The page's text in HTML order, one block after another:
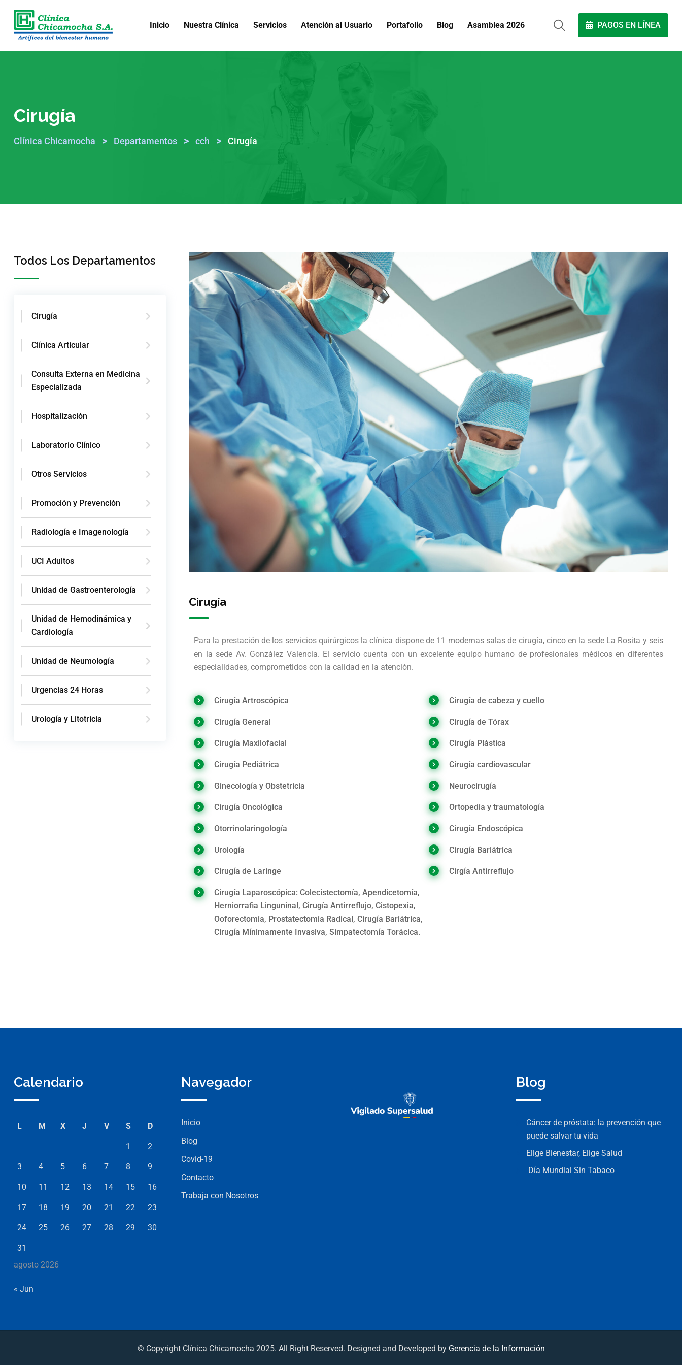
Inicio Nuestra Clínica Servicios Atención al Usuario Portafolio Blog Asamblea 2026 PAGOS EN LÍNEA
Cirugía
Clínica Chicamocha > Departamentos > cch > Cirugía
Todos Los Departamentos
Cirugía
Clínica Articular
Consulta Externa en Medicina
Especializada
Hospitalización
Laboratorio Clínico
Otros Servicios
Promoción y Prevención
Radiología e Imagenología
UCI Adultos
Unidad de Gastroenterología
Unidad de Hemodinámica y
Cardiología
Unidad de Neumología
Urgencias 24 Horas
Urología y Litotricia
Cirugía
Para la prestación de los servicios quirúrgicos la clínica dispone de 11 modernas salas de cirugía, cinco en la sede La Rosita y seis
en la sede Av. González Valencia. El servicio cuenta con un excelente equipo humano de profesionales médicos en diferentes
especialidades, comprometidos con la calidad en la atención.
Cirugía Artroscópica Cirugía de cabeza y cuello
Cirugía General Cirugía de Tórax
Cirugía Maxilofacial Cirugía Plástica
Cirugía Pediátrica Cirugía cardiovascular
Ginecología y Obstetricia Neurocirugía
Cirugía Oncológica Ortopedia y traumatología
Otorrinolaringología Cirugía Endoscópica
Urología Cirugía Bariátrica
Cirugía de Laringe Cirgía Antirreflujo
Cirugía Laparoscópica: Colecistectomía, Apendicetomía,
Herniorrafia Linguninal, Cirugía Antirreflujo, Cistopexia,
Ooforectomia, Prostatectomia Radical, Cirugía Bariátrica,
Cirugía Mínimamente Invasiva, Simpatectomía Torácica.
Calendario
agosto 2026
L M X J V S D
1 2
3 4 5 6 7 8 9
10 11 12 13 14 15 16
17 18 19 20 21 22 23
24 25 26 27 28 29 30
31
« Jun
Navegador
Inicio
Blog
Covid-19
Contacto
Trabaja con Nosotros
Blog
Cáncer de próstata: la prevención que
puede salvar tu vida
Elige Bienestar, Elige Salud
Día Mundial Sin Tabaco
© Copyright Clínica Chicamocha 2025. All Right Reserved. Designed and Developed by Gerencia de la Información